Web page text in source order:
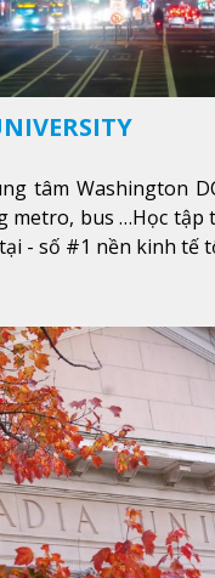
tâm Washington
metro, bus …Học tập
- số #1 nền kinh